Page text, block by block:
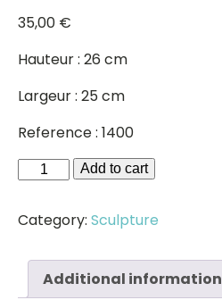
35,00 €
Hauteur : 26 cm
Largeur : 25 cm
Reference : 1400
Cheval
noir
quantity
Add to cart
Category: Sculpture
Additional information